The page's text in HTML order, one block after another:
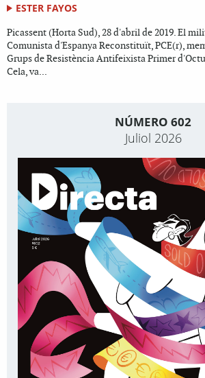
ESTER FAYOS
Picassent (Horta Sud), 28 d'abril de 2019. El
Comunista d'Espanya Reconstituït, PCE(r),
Grups de Resistència Antifeixista Primer
Cela, va...
NÚMERO 602
Juliol 2026